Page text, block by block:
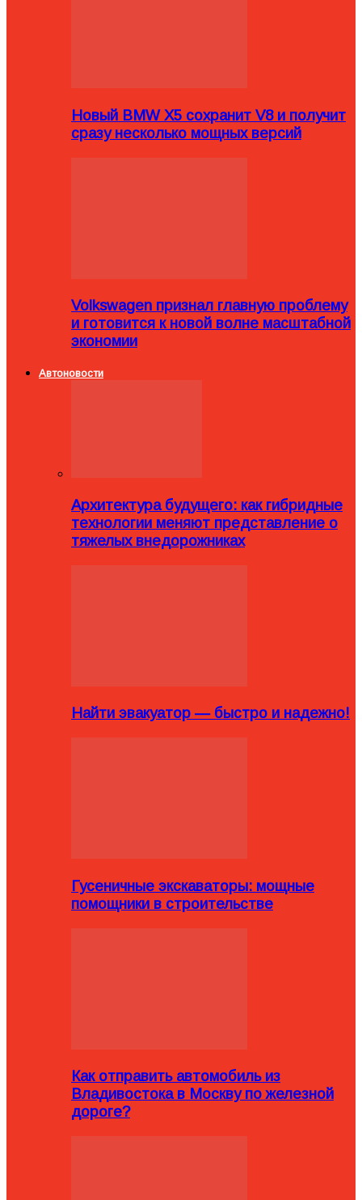
Новый BMW X5 сохранит V8 и получит
сразу несколько мощных версий
Volkswagen признал главную проблему
и готовится к новой волне масштабной
экономии
Автоновости
Архитектура будущего: как гибридные
технологии меняют представление о
тяжелых внедорожниках
Найти эвакуатор — быстро и надежно!
Гусеничные экскаваторы: мощные
помощники в строительстве
Как отправить автомобиль из
Владивостока в Москву по железной
дороге?